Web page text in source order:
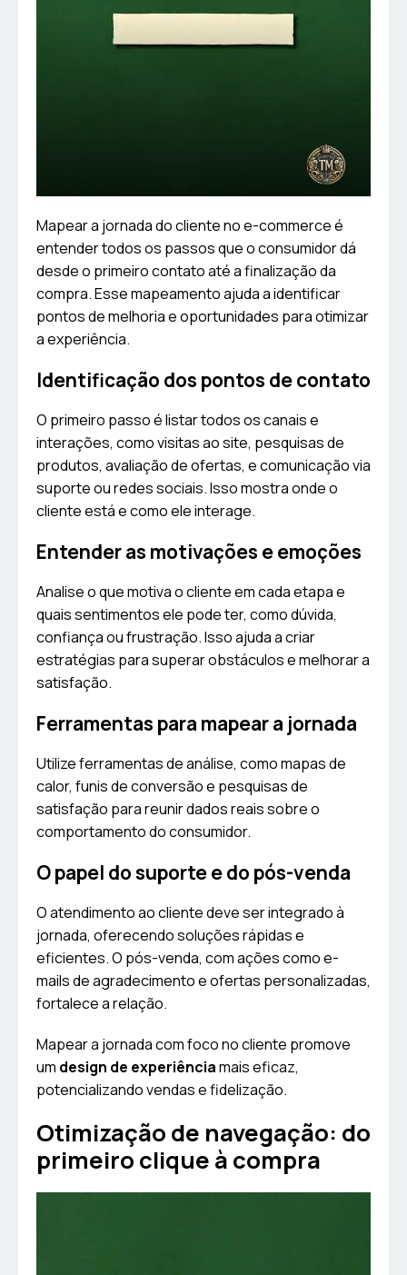
Mapear a jornada do cliente no e-commerce é
entender todos os passos que o consumidor dá
desde o primeiro contato até a finalização da
compra. Esse mapeamento ajuda a identificar
pontos de melhoria e oportunidades para otimizar
a experiência.
Identificação dos pontos de contato
O primeiro passo é listar todos os canais e
interações, como visitas ao site, pesquisas de
produtos, avaliação de ofertas, e comunicação via
suporte ou redes sociais. Isso mostra onde o
cliente está e como ele interage.
Entender as motivações e emoções
Analise o que motiva o cliente em cada etapa e
quais sentimentos ele pode ter, como dúvida,
confiança ou frustração. Isso ajuda a criar
estratégias para superar obstáculos e melhorar a
satisfação.
Ferramentas para mapear a jornada
Utilize ferramentas de análise, como mapas de
calor, funis de conversão e pesquisas de
satisfação para reunir dados reais sobre o
comportamento do consumidor.
O papel do suporte e do pós-venda
O atendimento ao cliente deve ser integrado à
jornada, oferecendo soluções rápidas e
eficientes. O pós-venda, com ações como e-
mails de agradecimento e ofertas personalizadas,
fortalece a relação.
Mapear a jornada com foco no cliente promove
um design de experiênciamais eficaz,
potencializando vendas e fidelização.
Otimização de navegação: do
primeiro clique à compra